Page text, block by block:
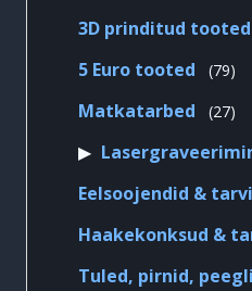
3D prinditud tooted
5 Euro tooted 7979
Matkatarbed 2727
Eelsoojendid &
Haakekonksud &
Tuled, pirnid,